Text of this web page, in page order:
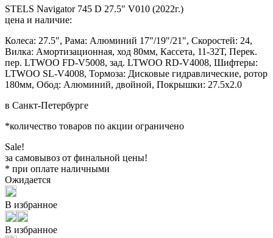
STELS Navigator 745 D 27.5" V010 (2022г.)
цена и наличие:
Колеса: 27.5", Рама: Алюминий 17"/19"/21", Скоростей: 24,
Вилка: Амортизационная, ход 80мм, Кассета, 11-32Т, Перек.
пер. LTWOO FD-V5008, зад. LTWOO RD-V4008, Шифтеры:
LTWOO SL-V4008, Тормоза: Дисковые гидравлические, ротор
180мм, Обод: Алюминий, двойной, Покрышки: 27.5x2.0
в Санкт-Петербурге
*количество товаров по акции ограничено
Sale!
за самовывоз от финальной цены!
* при оплате наличными
Ожидается
В избранное
В избранное